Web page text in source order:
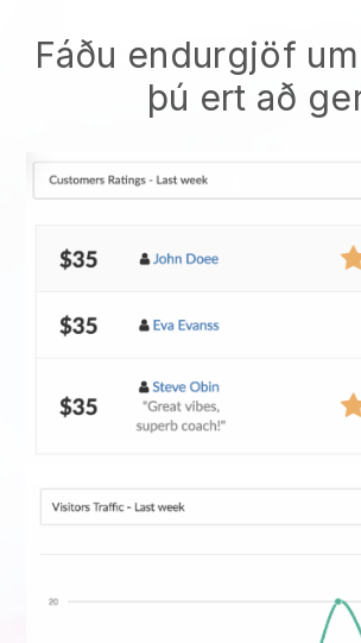
Fáðu endurgjöf
þú ert að